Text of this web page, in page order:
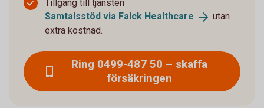
Tillgång till tjänsten
Samtalsstöd via Falck Healthcare
utan
extra kostnad.
Ring 0499-487 50 – skaffa
försäkringen